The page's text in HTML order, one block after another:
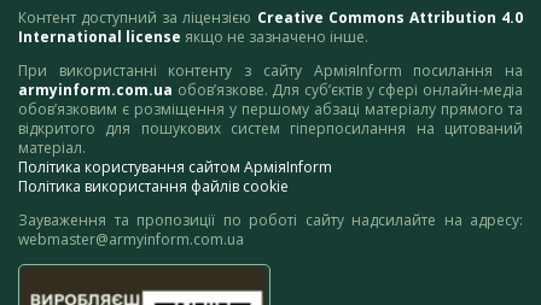
Контент доступний за ліцензією Creative Commons Attribution 4.0
International license якщо не зазначено інше.
При використанні контенту з сайту АрміяInform посилання на
armyinform.com.ua обов’язкове. Для суб’єктів у сфері онлайн-медіа
обов’язковим є розміщення у першому абзаці матеріалу прямого та
відкритого для пошукових систем гіперпосилання на цитований
матеріал.
Політика користування сайтом АрміяInform
Політика використання файлів cookie
Зауваження та пропозиції по роботі сайту надсилайте на адресу:
webmaster@armyinform.com.ua